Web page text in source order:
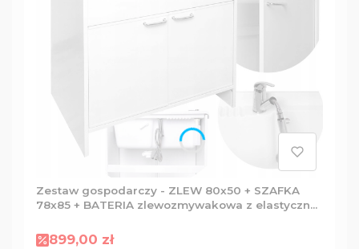
Zestaw gospodarczy - ZLEW 80x50 + SZAFKA
78x85 + BATERIA zlewozmywakowa z elastyczną
Cena promocyjna
899,00 zł